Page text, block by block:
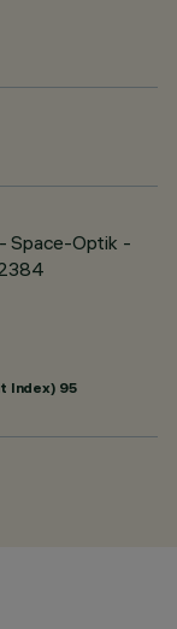
Space-Optik -
Index) 95